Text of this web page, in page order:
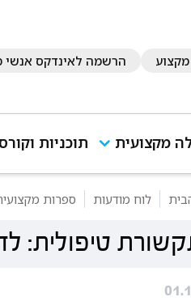
הרשמה לאינדקס אנשי
מקצועית תוכניות
לוח מודעות ספרות
טיפולית: